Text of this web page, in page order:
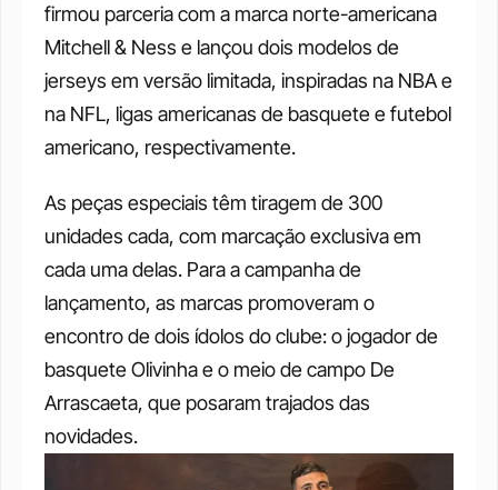
firmou parceria com a marca norte-americana
Mitchell & Ness e lançou dois modelos de
jerseys em versão limitada, inspiradas na NBA e
na NFL, ligas americanas de basquete e futebol
americano, respectivamente.
As peças especiais têm tiragem de 300
unidades cada, com marcação exclusiva em
cada uma delas. Para a campanha de
lançamento, as marcas promoveram o
encontro de dois ídolos do clube: o jogador de
basquete Olivinha e o meio de campo De
Arrascaeta, que posaram trajados das
novidades.